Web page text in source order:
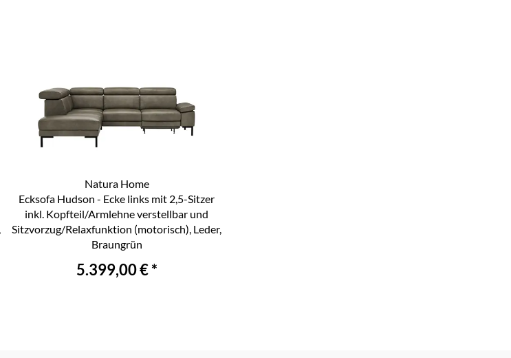
Natura Home
Ecksofa Hudson - Ecke links mit 2,5-Sitzer
inkl. Kopfteil/Armlehne verstellbar und
Sitzvorzug/Relaxfunktion (motorisch), Leder,
Braungrün
5.399,00 € *